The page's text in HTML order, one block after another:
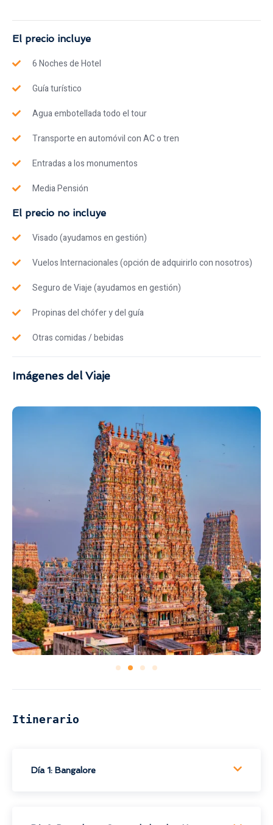
El precio incluye
6 Noches de Hotel
Guía turístico
Agua embotellada todo el tour
Transporte en automóvil con AC o tren
Entradas a los monumentos
Media Pensión
El precio no incluye
Visado (ayudamos en gestión)
Vuelos Internacionales (opción de adquirirlo con nosotros)
Seguro de Viaje (ayudamos en gestión)
Propinas del chófer y del guía
Otras comidas / bebidas
Imágenes del Viaje
Itinerario
Día 1: Bangalore